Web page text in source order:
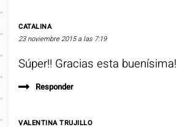
CATALINA
23 noviembre 2015 a las 7:19
Súper!! Gracias esta buenísima!
Responder
VALENTINA TRUJILLO